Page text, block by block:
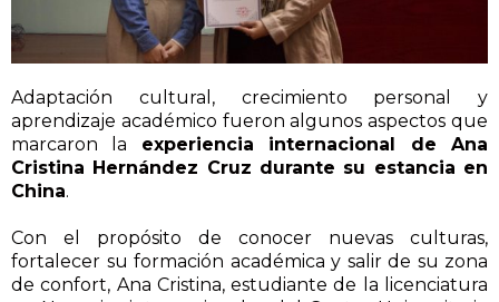
Adaptación cultural, crecimiento personal y
aprendizaje académico fueron algunos aspectos que
marcaron la experiencia internacional de Ana
Cristina Hernández Cruz durante su estancia en
China.
Con el propósito de conocer nuevas culturas,
fortalecer su formación académica y salir de su zona
de confort, Ana Cristina, estudiante de la licenciatura